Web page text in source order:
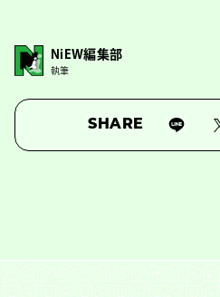
NiEW編集部
執筆
SHARE